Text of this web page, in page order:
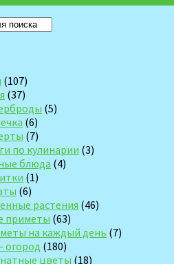
(107)
(37)
(5)
(6)
(7)
по кулинарии (3)
блюда (4)
(1)
(6)
растения (46)
приметы (63)
на каждый день (7)
огород (180)
цветы (18)